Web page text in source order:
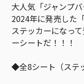
大人気「ジャンプ
2024年に発売した
ステッカーになっ
ーシートだ！！！
◆全8シート（ステ